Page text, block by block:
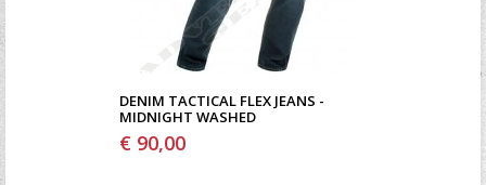
DENIM TACTICAL FLEX JEANS -
MIDNIGHT WASHED
€ 90,00